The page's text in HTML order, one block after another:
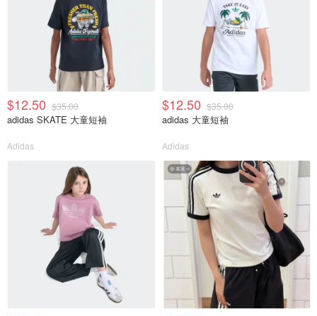
$12.50 $35.00
adidas SKATE 大童短袖
Adidas
$12.50 $35.00
adidas 大童短袖
Adidas